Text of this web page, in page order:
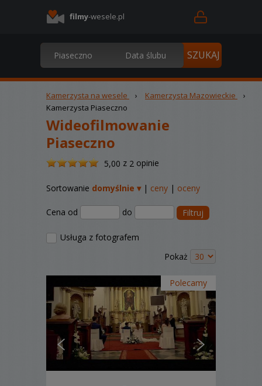
filmy-wesele.pl
Kamerzysta na wesele › Kamerzysta Mazowieckie
›
Kamerzysta Piaseczno
Wideofilmowanie
Piaseczno
5,00 /z 2 opinie
Sortowanie domyślnie ▾| ceny | oceny
Cena od do Filtruj
Usługa z fotografem
Pokaż
Polecamy